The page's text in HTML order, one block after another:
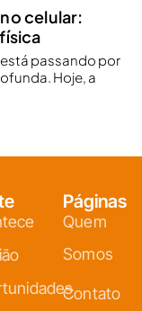
celular:
passando por
Hoje, a
Páginas
Quem
Somos
Contato